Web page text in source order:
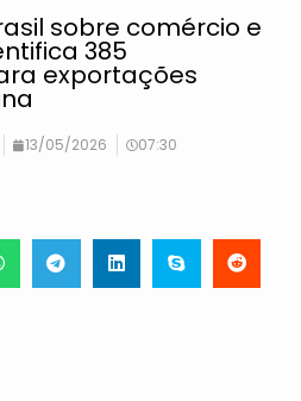
sobre comércio e
385
exportações
13/05/2026 07:30